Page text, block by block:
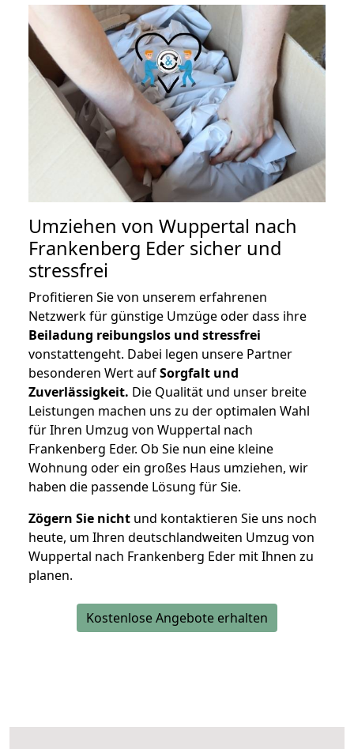
Umziehen von Wuppertal nach
Frankenberg Eder sicher und
stressfrei
Profitieren Sie von unserem erfahrenen
Netzwerk für günstige Umzüge oder dass ihre
Beiladung reibungslos und stressfrei
vonstattengeht. Dabei legen unsere Partner
besonderen Wert aufSorgfalt und
Zuverlässigkeit. Die Qualität und unser breite
Leistungen machen uns zu der optimalen Wahl
für Ihren Umzug von Wuppertal nach
Frankenberg Eder. Ob Sie nun eine kleine
Wohnung oder ein großes Haus umziehen, wir
haben die passende Lösung für Sie.
Zögern Sie nicht und kontaktieren Sie uns noch
heute, um Ihren deutschlandweiten Umzug von
Wuppertal nach Frankenberg Eder mit Ihnen zu
planen.
Kostenlose Angebote erhalten